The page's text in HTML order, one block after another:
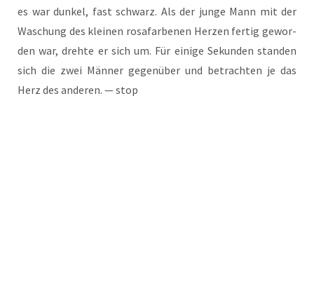
es war dun­kel, fast schwarz. Als der jun­ge Mann mit der
Waschung des klei­nen rosa­far­be­nen Her­zen fer­tig gewor­
den war, dreh­te er sich um. Für eini­ge Sekun­den stan­den
sich die zwei Män­ner gegen­über und betrach­ten je das
Herz des ande­ren. — stop